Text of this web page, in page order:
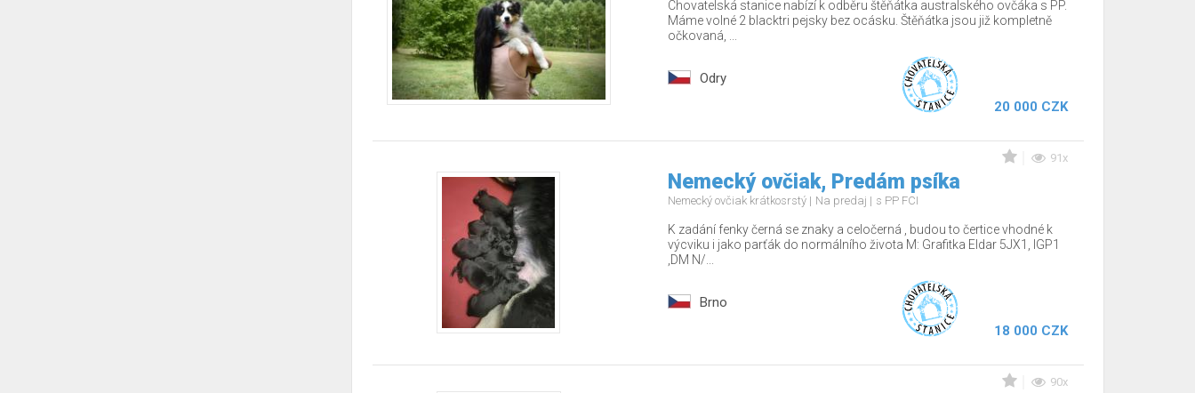
Chovatelská stanice nabízí k odběru štěňátka australského ovčáka s PP.
Máme volné 2 blacktri pejsky bez ocásku. Štěňátka jsou již kompletně
očkovaná, ...
Odry
20 000 CZK
91x
Nemecký ovčiak, Predám psíka
Nemecký ovčiak krátkosrstý Na predaj s PP FCI
K zadání fenky černá se znaky a celočerná , budou to čertice vhodné k
výcviku i jako parťák do normálního života M: Grafitka Eldar 5JX1, IGP1
,DM N/...
Brno
18 000 CZK
90x